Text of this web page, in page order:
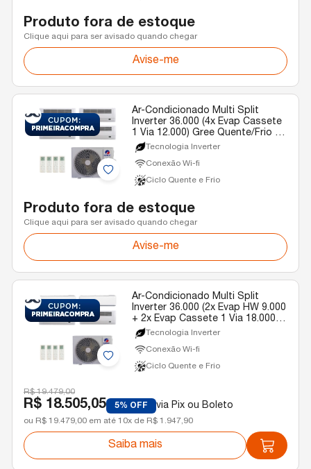
Produto fora de estoque
Clique aqui para ser avisado quando chegar
Avise-me
Ar-Condicionado Multi Split
Inverter 36.000 (4x Evap Cassete
1 Via 12.000) Gree Quente/Frio R-
32 220v
Tecnologia Inverter
Conexão Wi-fi
Ciclo Quente e Frio
Produto fora de estoque
Clique aqui para ser avisado quando chegar
Avise-me
Ar-Condicionado Multi Split
Inverter 36.000 (2x Evap HW 9.000
+ 2x Evap Cassete 1 Via 18.000)
Gree Quente/Frio R-32 220v
Tecnologia Inverter
Conexão Wi-fi
Ciclo Quente e Frio
R$ 19.479,00
R$ 18.505,05 5% OFF via Pix ou Boleto
ou R$ 19.479,00 em até 10x de R$ 1.947,90
Saiba mais